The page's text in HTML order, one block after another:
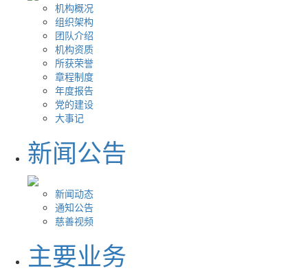
机构概况
组织架构
团队介绍
机构资质
所获荣誉
章程制度
年度报告
党的建设
大事记
新闻公告
新闻动态
通知公告
慈善视频
主要业务